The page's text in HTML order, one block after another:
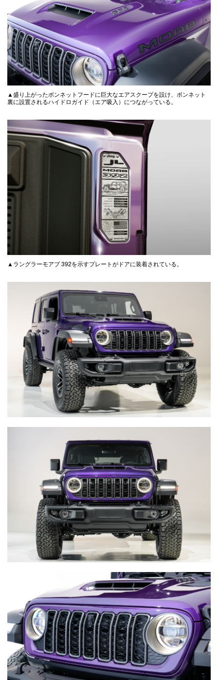
▲盛り上がったボンネットフードに巨大なエアスクープを設け、ボンネット
裏に設置されるハイドロガイド（エア吸入）につながっている。
▲ラングラーモアブ 392を示すプレートがドアに装着されている。